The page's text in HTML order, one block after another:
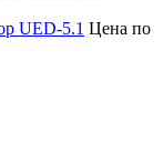
UED-5.1 Цена по